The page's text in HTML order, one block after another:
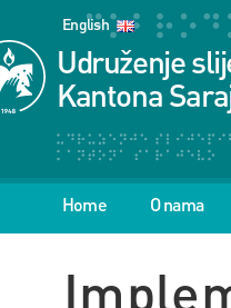
English
Udruženje
Kantona
Home O nama